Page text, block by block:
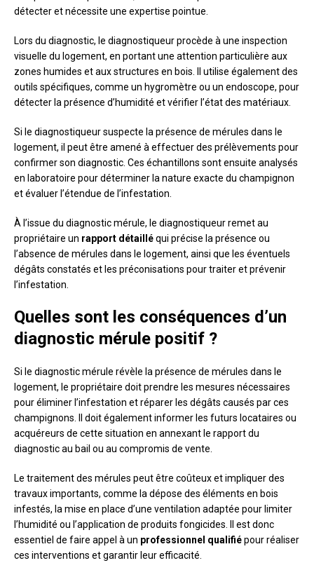
détecter et nécessite une expertise pointue.
Lors du diagnostic, le diagnostiqueur procède à une inspection
visuelle du logement, en portant une attention particulière aux
zones humides et aux structures en bois. Il utilise également des
outils spécifiques, comme un hygromètre ou un endoscope, pour
détecter la présence d’humidité et vérifier l’état des matériaux.
Si le diagnostiqueur suspecte la présence de mérules dans le
logement, il peut être amené à effectuer des prélèvements pour
confirmer son diagnostic. Ces échantillons sont ensuite analysés
en laboratoire pour déterminer la nature exacte du champignon
et évaluer l’étendue de l’infestation.
À l’issue du diagnostic mérule, le diagnostiqueur remet au
propriétaire un rapport détailléqui précise la présence ou
l’absence de mérules dans le logement, ainsi que les éventuels
dégâts constatés et les préconisations pour traiter et prévenir
l’infestation.
Quelles sont les conséquences d’un
diagnostic mérule positif ?
Si le diagnostic mérule révèle la présence de mérules dans le
logement, le propriétaire doit prendre les mesures nécessaires
pour éliminer l’infestation et réparer les dégâts causés par ces
champignons. Il doit également informer les futurs locataires ou
acquéreurs de cette situation en annexant le rapport du
diagnostic au bail ou au compromis de vente.
Le traitement des mérules peut être coûteux et impliquer des
travaux importants, comme la dépose des éléments en bois
infestés, la mise en place d’une ventilation adaptée pour limiter
l’humidité ou l’application de produits fongicides. Il est donc
essentiel de faire appel à un professionnel qualifiépour réaliser
ces interventions et garantir leur efficacité.